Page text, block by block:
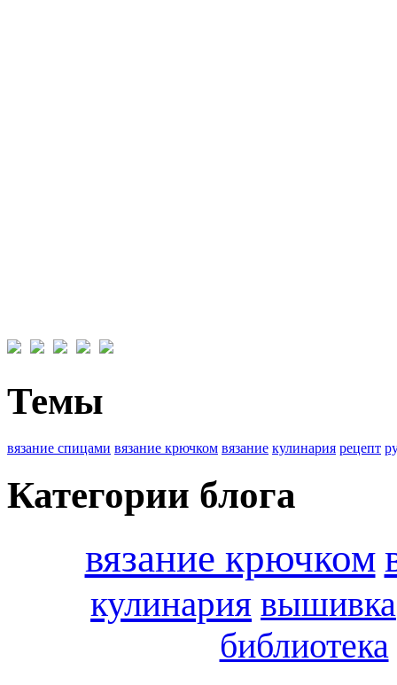
Темы
вязание спицами вязание крючком вязание кулинария рецепт
Категории блога
вязание крючком
кулинария вышивка
библиотека